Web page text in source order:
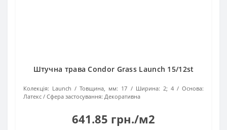
Штучна трава Condor Grass Launch 15/12st
Колекція: Launch Товщина, мм: 17 Ширина: 2; 4
Основа:
Латекс
Сфера застосування: Декоративна
641.85 грн./м2